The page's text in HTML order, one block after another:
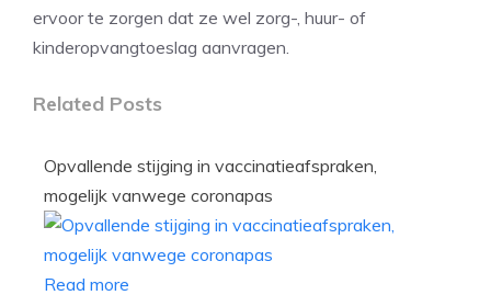
ervoor te zorgen dat ze wel zorg-, huur- of
kinderopvangtoeslag aanvragen.
Related Posts
Opvallende stijging in vaccinatieafspraken,
mogelijk vanwege coronapas
Read more